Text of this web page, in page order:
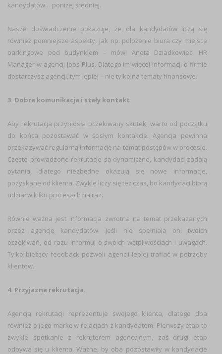
kandydatów… poniżej średniej.
Nasze doświadczenie pokazuje, że dla kandydatów liczą się
również pomniejsze aspekty, jak np. położenie biura czy miejsce
parkingowe pod budynkiem – mówi Aneta Dziadkowiec, HR
Manager w agencji Jobs Plus. Dlatego im więcej informacji o firmie
dostarczysz agencji, tym lepiej – nie tylko na tematy finansowe.
3. Dobra komunikacja i stały kontakt
Aby rekrutacja przyniosła oczekiwany skutek, warto od początku
do końca pozostawać w ścisłym kontakcie. Agencja powinna
przekazywać regularną informację na temat postępów w procesie.
Często prowadzone rekrutacje są dynamiczne, kandydaci zadają
pytania, dlatego niezbędne okazują się nowe informacje,
pozyskane od klienta. Zwykle liczy się też czas, bo kandydaci biorą
udział w kilku procesach na raz.
Równie ważna jest informacja zwrotna na temat przekazanych
przez agencję kandydatów. Jeśli nie spełniają oni twoich
oczekiwań, od razu informuj o swoich wątpliwościach i uwagach.
Tylko bieżący feedback pozwoli agencji lepiej trafiać w potrzeby
klientów.
4. Przyjazna rekrutacja.
Agencja rekrutacji reprezentuje swojego klienta, dlatego dba
również o jego markę w relacjach z kandydatem. Pierwszy etap to
zwykle spotkanie z rekruterem agencyjnym, zaś drugi etap
odbywa się u klienta. Ważne, by oba pozostawiły w kandydacie